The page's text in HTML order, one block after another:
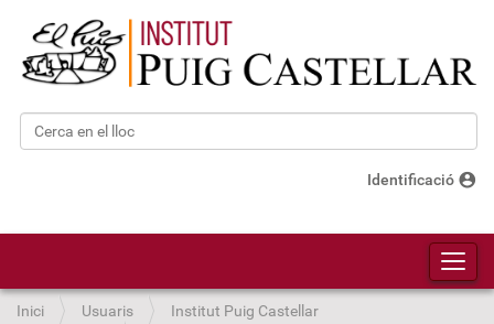
Cerca
Identificació account_circle
Inici Usuaris
Institut Puig Castellar